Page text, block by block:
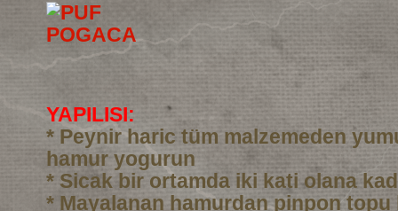
YAPILISI:
* Peynir haric tüm malzemeden
hamur yogurun
* Sicak bir ortamda iki kati olana
* Mayalanan hamurdan pinpon